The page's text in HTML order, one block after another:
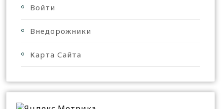
Войти
Внедорожники
Карта Сайта